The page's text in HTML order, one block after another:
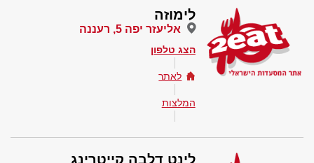
לימוזה
אליעזר יפה 5, רעננה
הצג טלפון
לאתר
המלצות
לינט דלבה קייטרינג